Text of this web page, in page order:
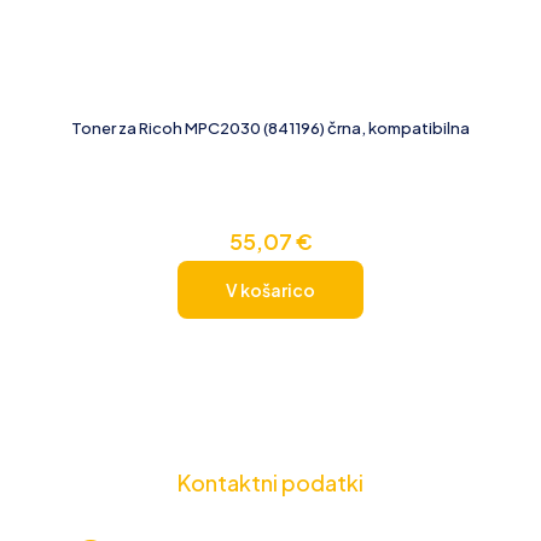
Toner za Ricoh MPC2030 (841196) črna, kompatibilna
55,07€
V košarico
Kontaktni podatki